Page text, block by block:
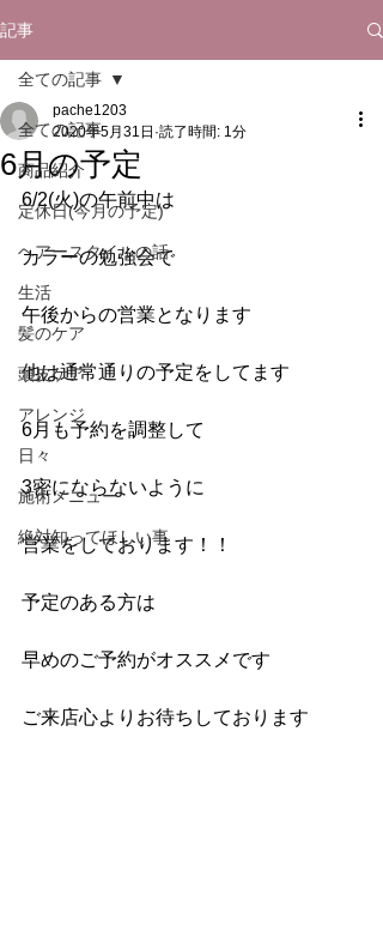
記事
全ての記事
商品紹介
定休日(今月の予定)
ヘアースタイルの話
生活
髪のケア
頭皮ケア
アレンジ
日々
施術メニュー
絶対知ってほしい事
全ての記事
6月の予定
pache1203
2020年5月31日 読了時間: 1分
6/2(火)の午前中は
カラーの勉強会で
午後からの営業となります
他は通常通りの予定をしてます
6月も予約を調整して
3密にならないように
営業をしております！！
予定のある方は
早めのご予約がオススメです
ご来店心よりお待ちしております